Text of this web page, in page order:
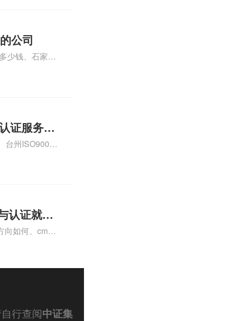
公司
少钱、石家庄
认证费用大概
证服务怎
台州ISO9000
、CE认证怎
认证就业
向如何、cma
就业方向、
行查阅中证集